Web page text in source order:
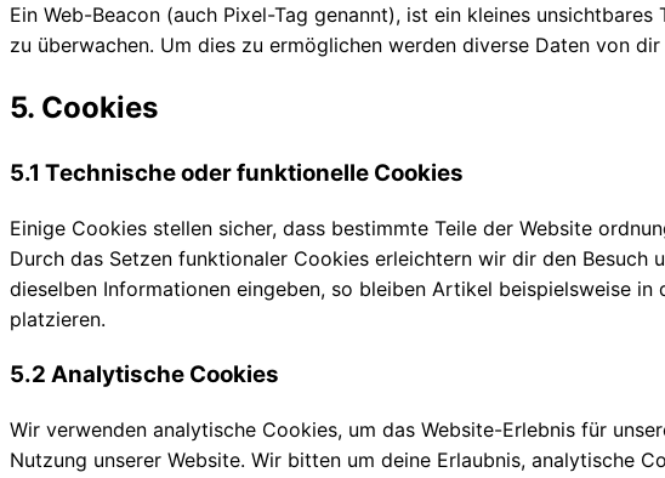
Ein Web-Beacon (auch Pixel-Tag genannt), ist ein kleines
zu überwachen. Um dies zu ermöglichen werden diverse Daten von
5. Cookies
5.1 Technische oder funktionelle Cookies
Einige Cookies stellen sicher, dass bestimmte Teile der Website
Durch das Setzen funktionaler Cookies erleichtern wir dir den Besuch
dieselben Informationen eingeben, so bleiben Artikel beispielsweise
platzieren.
5.2 Analytische Cookies
Wir verwenden analytische Cookies, um das Website-Erlebnis für
Nutzung unserer Website. Wir bitten um deine Erlaubnis, analytische